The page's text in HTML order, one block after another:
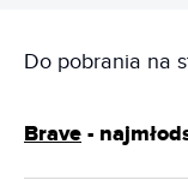
Do pobrania na
Brave -